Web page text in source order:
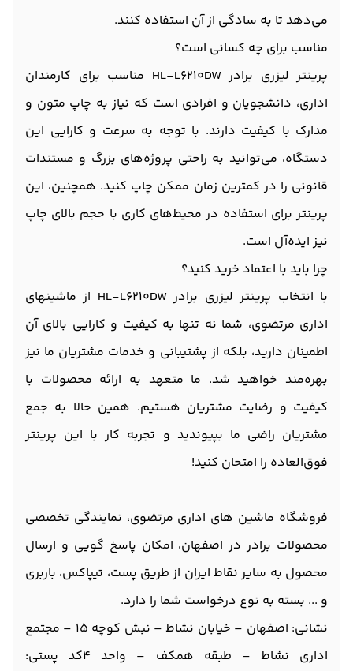
می‌دهد تا به سادگی از آن استفاده کنند.
مناسب برای چه کسانی است؟
پرینتر لیزری برادر HL-L6210DW مناسب برای کارمندان
اداری، دانشجویان و افرادی است که نیاز به چاپ متون و
مدارک با کیفیت دارند. با توجه به سرعت و کارایی این
دستگاه، می‌توانید به راحتی پروژه‌های بزرگ و مستندات
قانونی را در کمترین زمان ممکن چاپ کنید. همچنین، این
پرینتر برای استفاده در محیط‌های کاری با حجم بالای چاپ
نیز ایده‌آل است.
چرا باید با اعتماد خرید کنید؟
با انتخاب پرینتر لیزری برادر HL-L6210DW از ماشینهای
اداری مرتضوی، شما نه تنها به کیفیت و کارایی بالای آن
اطمینان دارید، بلکه از پشتیبانی و خدمات مشتریان ما نیز
بهره‌مند خواهید شد. ما متعهد به ارائه محصولات با
کیفیت و رضایت مشتریان هستیم. همین حالا به جمع
مشتریان راضی ما بپیوندید و تجربه کار با این پرینتر
فوق‌العاده را امتحان کنید!
فروشگاه ماشین های اداری مرتضوی، نمایندگی تخصصی
محصولات برادر در اصفهان، امکان پاسخ گویی و ارسال
محصول به سایر نقاط ایران از طریق پست، تیپاکس، باربری
و ... بسته به نوع درخواست شما را دارد.
نشانی: اصفهان – خیابان نشاط – نبش کوچه 15 – مجتمع
اداری نشاط – طبقه همکف – واحد 4
کد پستی: